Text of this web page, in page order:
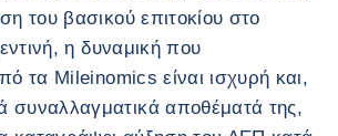
του βασικού επιτοκίου στο
η δυναμική που
τα Mileinomics είναι ισχυρή και,
συναλλαγματικά αποθέματά της,